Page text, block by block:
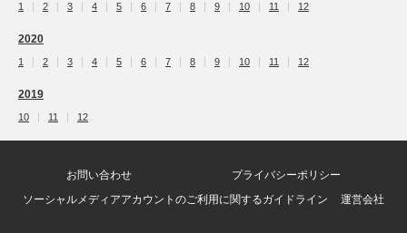
1 2 3 4 5 6 7 8 9 10 11 12
2020
1 2 3 4 5 6 7 8 9 10 11 12
2019
10 11 12
お問い合わせ
プライバシーポリシー
ソーシャルメディアアカウントのご利用に関するガイドライン
運営会社